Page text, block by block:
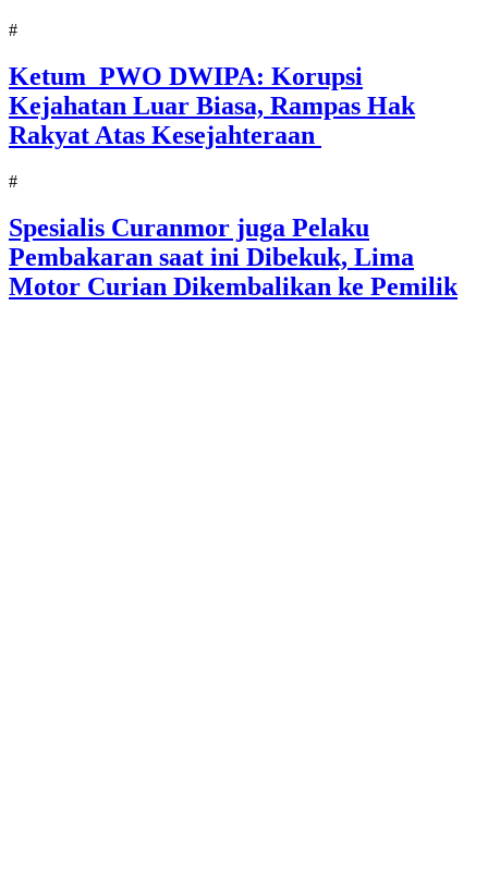
#
Ketum PWO DWIPA: Korupsi
Kejahatan Luar Biasa, Rampas Hak
Rakyat Atas Kesejahteraan
#
Spesialis Curanmor juga Pelaku
Pembakaran saat ini Dibekuk, Lima
Motor Curian Dikembalikan ke Pemilik